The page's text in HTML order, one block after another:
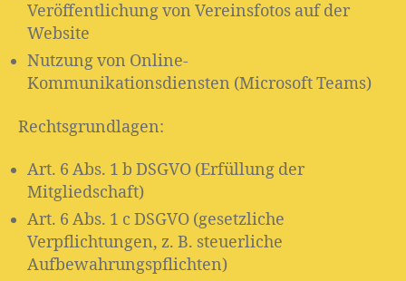
Veröffentlichung von Vereinsfotos auf der
Website
Nutzung von Online-
Kommunikationsdiensten (Microsoft Teams)
Rechtsgrundlagen:
Art. 6 Abs. 1 b DSGVO (Erfüllung der
Mitgliedschaft)
Art. 6 Abs. 1 c DSGVO (gesetzliche
Verpflichtungen, z. B. steuerliche
Aufbewahrungspflichten)